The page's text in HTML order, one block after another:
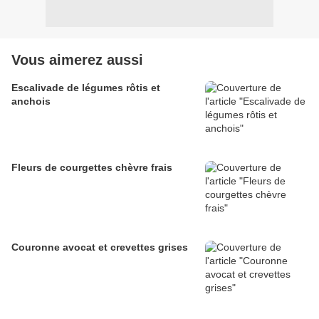
Vous aimerez aussi
Escalivade de légumes rôtis et
anchois
Fleurs de courgettes chèvre frais
Couronne avocat et crevettes grises